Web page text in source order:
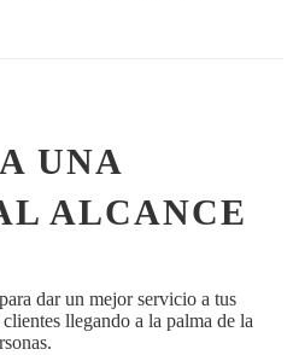
UNA
ALCANCE
dar un mejor servicio a tus
llegando a la palma de la